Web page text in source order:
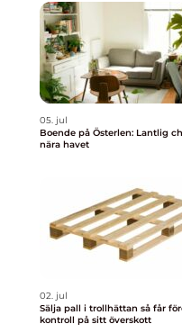
05. jul
Boende på Österlen: Lantlig
nära havet
02. jul
Sälja pall i trollhättan så får företag
kontroll på sitt överskott